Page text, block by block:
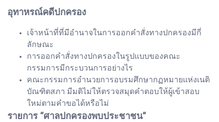
อุทาหรณ์คดีปกครอง
เจ้าหน้าที่ที่มีอำนาจในการออกคำสั่งทางปกครองมีกี่
ลักษณะ
การออกคำสั่งทางปกครองในรูปแบบของคณะ
กรรมการมีกระบวนการอย่างไร
คณะกรรมการอำนวยการอบรมศึกษากฏหมายแห่งเนติ
บัณฑิตสภา มีมติไม่ให้ตรวจสมุดคำตอบให้ผู้เข้าสอบ
ใหม่ตามคำขอได้หรือไม่
รายการ “ศาลปกครองพบประชาชน”